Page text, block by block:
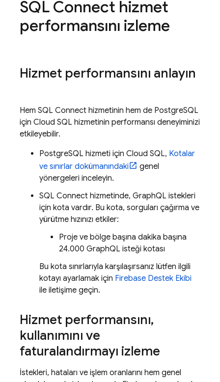
SQL Connect hizmet
performansını izleme
Hizmet performansını anlayın
Hem SQL Connect hizmetinin hem de PostgreSQL
için Cloud SQL hizmetinin performansı deneyiminizi
etkileyebilir.
PostgreSQL hizmeti için Cloud SQL, Kotalar
ve sınırlar dokümanındaki
genel
yönergeleri inceleyin.
SQL Connect hizmetinde, GraphQL istekleri
için kota vardır. Bu kota, sorguları çağırma ve
yürütme hızınızı etkiler:
Proje ve bölge başına dakika başına
24.000 GraphQL isteği kotası
Bu kota sınırlarıyla karşılaşırsanız lütfen ilgili
kotayı ayarlamak için Firebase Destek Ekibi
ile iletişime geçin.
Hizmet performansını,
kullanımını ve
faturalandırmayı izleme
İstekleri, hataları ve işlem oranlarını hem genel